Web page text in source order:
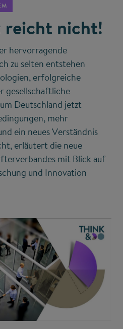
reicht nicht!
hervorragende
zu selten entstehen
erfolgreiche
gesellschaftliche
Deutschland jetzt
mehr
ein neues Verständnis
erläutert die neue
mit Blick auf
und Innovation